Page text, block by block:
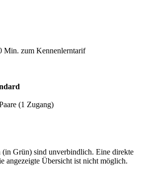
Min. zum Kennenlerntarif
(1 Zugang)
Grün) sind unverbindlich. Eine direkte
angezeigte Übersicht ist nicht möglich.